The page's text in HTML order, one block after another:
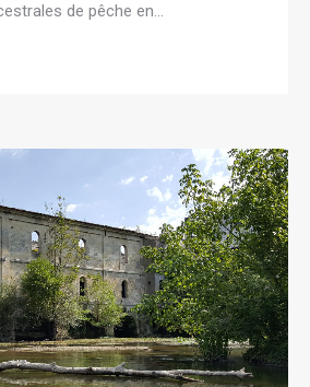
de pêche en…